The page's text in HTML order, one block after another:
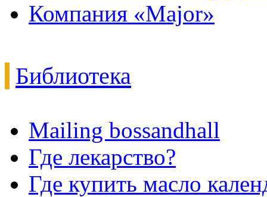
Компания «Major»
Библиотека
Mailing bossandhall
Где лекарство?
Где купить масло